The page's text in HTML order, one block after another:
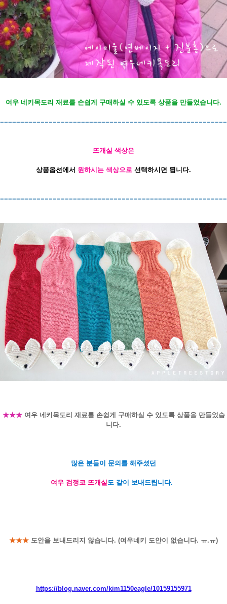
여우 네키목도리 재료를 손쉽게 구매하실 수 있도록 상품을 만들었습니다.
뜨개실 색상은
상품옵션에서 원하시는 색상으로 선택하시면 됩니다.
★★★여우 네키목도리 재료를 손쉽게 구매하실 수 있도록 상품을 만들었습
니다.
많은 분들이 문의를 해주셨던
여우 검정코 뜨개실 도 같이 보내드립니다.
★★★ 도안을 보내드리지 않습니다. (여우네키 도안이 없습니다. ㅠ.ㅠ)
https://blog.naver.com/kim1150eagle/10159155971